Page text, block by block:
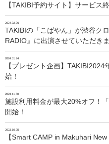
【TAKIBI予約サイト】サービス
2024.02.06
TAKIBIの「こばやん」が渋谷ク
RADIO』に出演させていただき
2024.01.24
【プレゼント企画】
始！
2023.11.30
施設利用料金が最大20%オフ！
開始！
2023.10.05
【Smart CAMP in Makuhari